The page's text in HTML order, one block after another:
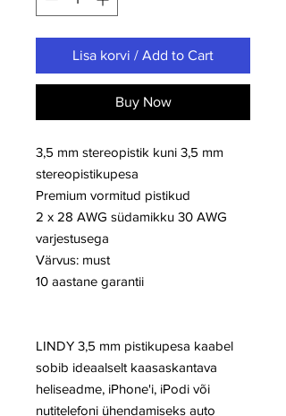
Lisa korvi / Add to Cart
Buy Now
3,5 mm stereopistik kuni 3,5 mm
stereopistikupesa
Premium vormitud pistikud
2 x 28 AWG südamikku 30 AWG
varjestusega
Värvus: must
10 aastane garantii
LINDY 3,5 mm pistikupesa kaabel
sobib ideaalselt kaasaskantava
heliseadme, iPhone'i, iPodi või
nutitelefoni ühendamiseks auto